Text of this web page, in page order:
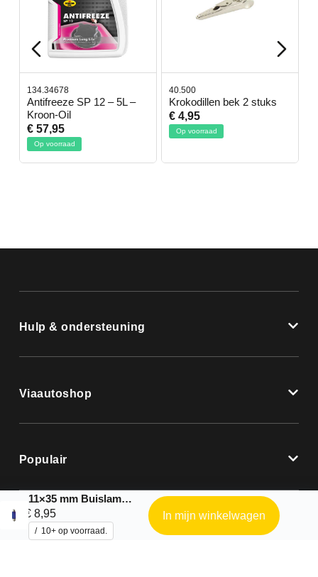
134.34678
Antifreeze SP 12 – 5L –
Kroon-Oil
€ 57,95
Op voorraad
40.500
Krokodillen bek 2 stuks
€ 4,95
Op voorraad
Hulp & ondersteuning
Viaautoshop
Populair
11×35 mm Buislamp C5W blauw 5W
€ 8,95
10+ op voorraad.
In mijn winkelwagen